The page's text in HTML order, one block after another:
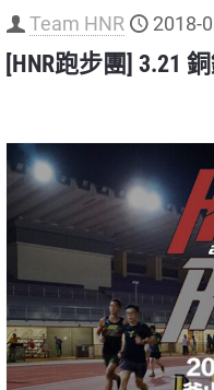
Team HNR 2018-
[HNR跑步團] 3.21